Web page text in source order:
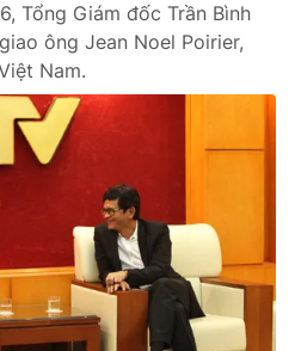
Tổng Giám đốc Trần Bình
ông Jean Noel Poirier,
Nam.